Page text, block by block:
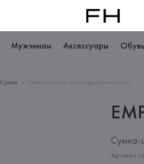
Мужчинам Аксессуары Обувь
Сумки Сумка-шопер из натуральной кожи
Сумка-
Артикул